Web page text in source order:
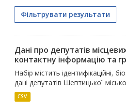
Фільтрувати результати
Дані про депутатів
контактну інформацію та
Набір містить ідентифікаційні,
дані депутатів Шептицької
CSV